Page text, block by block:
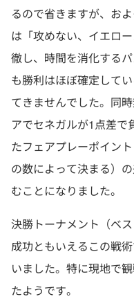
るので省きますが、お
は「攻めない、イエロ
徹し、時間を消化する
も勝利はほぼ確定して
てきませんでした。同
アでセネガルが1点差で
たフェアプレーポイン
の数によって決まる）
むことになりました。
決勝トーナメント（ベ
成功ともいえるこの戦
いました。特に現地で
たようです。